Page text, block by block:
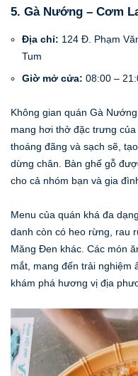
5. Gà Nướng – Cơm
Địa chỉ: 124 Đ. Phạm
Tum
Giờ mở cửa: 08:00 –
Không gian quán Gà
mang hơi thở đặc trưng
thoáng đãng và sạch sẽ,
dừng chân. Bàn ghế gỗ
cho cả nhóm bạn và gia
Menu của quán khá đa
danh còn có heo rừng, rau
Măng Đen khác. Các món
mắt, mang đến trải nghiệm
khám phá hương vị địa